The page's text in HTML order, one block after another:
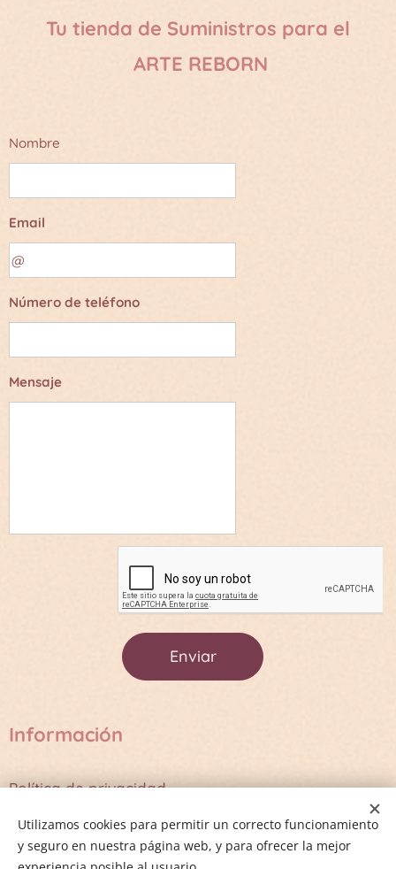
Tu tienda de Suministros para el
ARTE REBORN
Nombre
Email
Número de teléfono
Mensaje
Enviar
Información
Política de privacidad
Términos y Condiciones
Utilizamos cookies para permitir un correcto funcionamiento
y seguro en nuestra página web, y para ofrecer la mejor